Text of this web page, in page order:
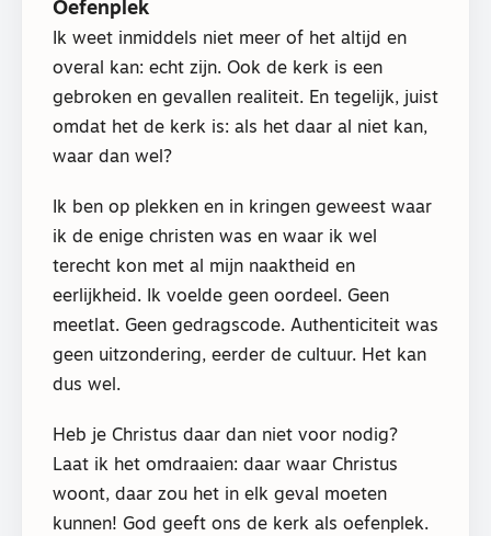
Oefenplek
Ik weet inmiddels niet meer of het altijd en
overal kan: echt zijn. Ook de kerk is een
gebroken en gevallen realiteit. En tegelijk, juist
omdat het de kerk is: als het daar al niet kan,
waar dan wel?
Ik ben op plekken en in kringen geweest waar
ik de enige christen was en waar ik wel
terecht kon met al mijn naaktheid en
eerlijkheid. Ik voelde geen oordeel. Geen
meetlat. Geen gedragscode. Authenticiteit was
geen uitzondering, eerder de cultuur. Het kan
dus wel.
Heb je Christus daar dan niet voor nodig?
Laat ik het omdraaien: daar waar Christus
woont, daar zou het in elk geval moeten
kunnen! God geeft ons de kerk als oefenplek.